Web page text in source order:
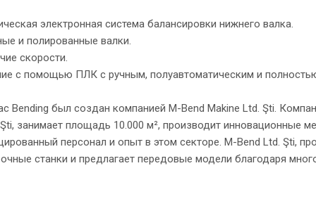
электронная система балансировки нижнего валка.
и полированные валки.
скорости.
с помощью ПЛК с ручным, полуавтоматическим и
Bending был создан компанией M-Bend Makine Ltd. Şti.
занимает площадь 10.000 м², производит инновационные
персонал и опыт в этом секторе. M-Bend Ltd. Şti,
станки и предлагает передовые модели благодаря